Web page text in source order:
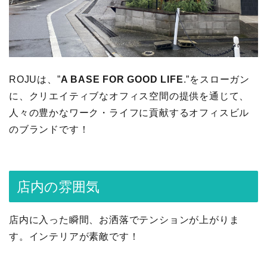
ROJUは、”A BASE FOR GOOD LIFE.”をスローガン
に、クリエイティブなオフィス空間の提供を通じて、
人々の豊かなワーク・ライフに貢献するオフィスビル
のブランドです！
店内の雰囲気
店内に入った瞬間、お洒落でテンションが上がりま
す。インテリアが素敵です！